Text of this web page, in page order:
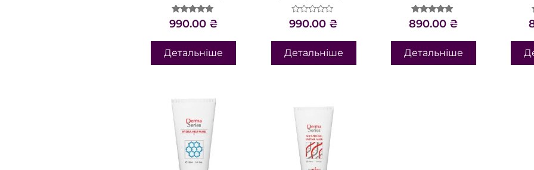
Оцінено в
5.00
990.00 ₴
Детальніше
Оцінено
в
5
990.00 ₴
Детальніше
Оцінено в
5.00
890.00 ₴
Детальніше